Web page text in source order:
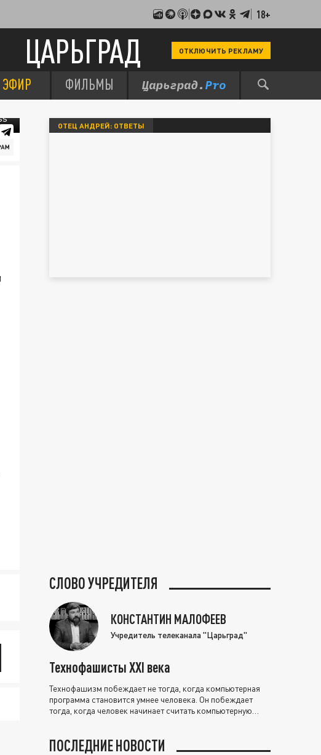
18+
ЦАРЬГРАД ОТКЛЮЧИТЬ РЕКЛАМУ
ЭФИР ФИЛЬМЫ
ОТЕЦ АНДРЕЙ: ОТВЕТЫ
СЛОВО УЧРЕДИТЕЛЯ
КОНСТАНТИН МАЛОФЕЕВ
Учредитель телеканала "Царьград"
Технофашисты XXI века
Технофашизм побеждает не тогда, когда компьютерная
программа становится умнее человека. Он побеждает
тогда, когда человек начинает считать компьютерную
ПОСЛЕДНИЕ НОВОСТИ